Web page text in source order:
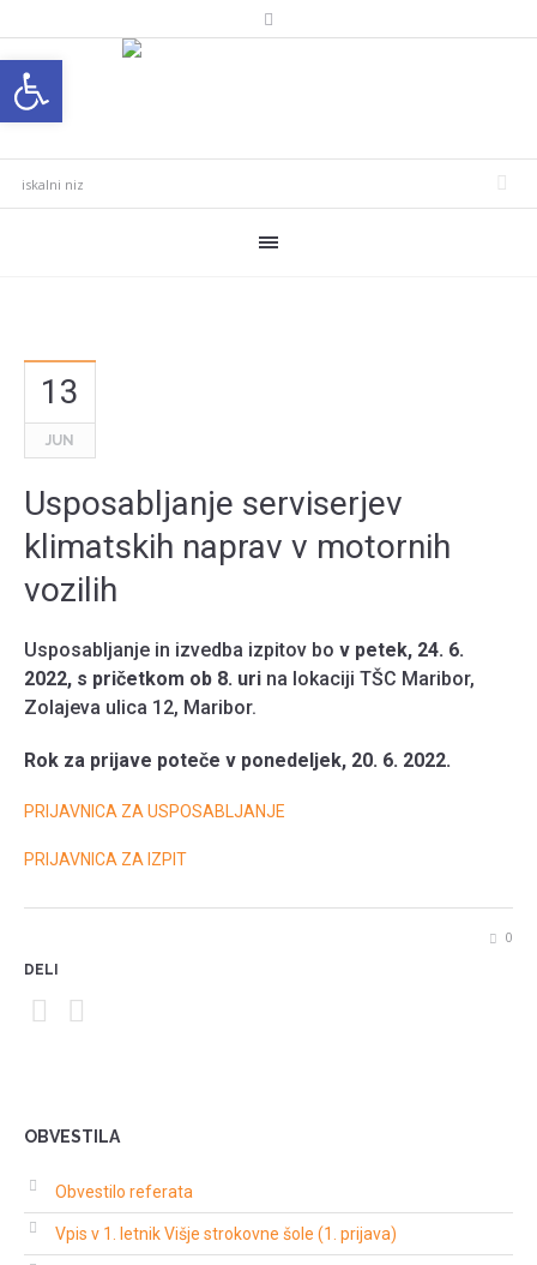
13
JUN
Usposabljanje serviserjev
klimatskih naprav v motornih
vozilih
Usposabljanje in izvedba izpitov bo v petek, 24. 6.
2022, s pričetkom ob 8. uri na lokaciji TŠC Maribor,
Zolajeva ulica 12, Maribor.
Rok za prijave poteče v ponedeljek, 20. 6. 2022.
PRIJAVNICA ZA USPOSABLJANJE
PRIJAVNICA ZA IZPIT
0
DELI
OBVESTILA
Obvestilo referata
Vpis v 1. letnik Višje strokovne šole (1. prijava)
Open toolbar